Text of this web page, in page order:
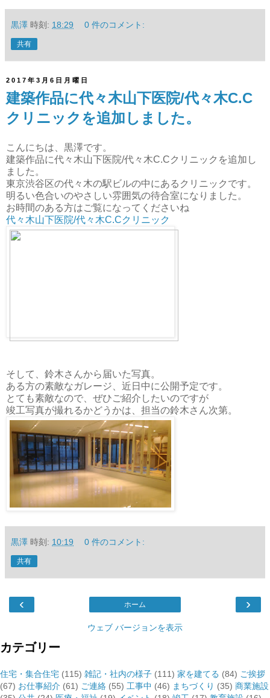
黒澤 時刻: 18:29 0 件のコメント:
共有
2017年3月6日月曜日
建築作品に代々木山下医院/代々木C.C
クリニックを追加しました。
こんにちは、黒澤です。
建築作品に代々木山下医院/代々木C.Cクリニックを追加し
ました。
東京渋谷区の代々木の駅ビルの中にあるクリニックです。
明るい色合いのやさしい雰囲気の待合室になりました。
お時間のある方はご覧になってくださいね
代々木山下医院/代々木C.Cクリニック
そして、鈴木さんから届いた写真。
ある方の素敵なガレージ、近日中に公開予定です。
とても素敵なので、ぜひご紹介したいのですが
竣工写真が撮れるかどうかは、担当の鈴木さん次第。
黒澤 時刻: 10:19 0 件のコメント:
共有
‹ ›
ホーム
ウェブ バージョンを表示
カテゴリー
住宅・集合住宅 (115) 雑記・社内の様子 (111) 家を建てる (84) ご挨拶
(67) お仕事紹介 (61) ご連絡 (55) 工事中 (46) まちづくり (35) 商業施設